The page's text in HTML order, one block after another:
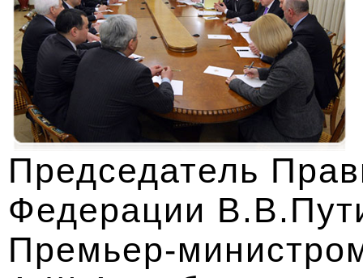
Председатель
Федерации
Премьер-